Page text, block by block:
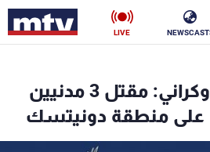
LIVE
مكتب الرئيس الأوكراني: مقتل 3 مدنيين
منطقة دونيتسك
ناس